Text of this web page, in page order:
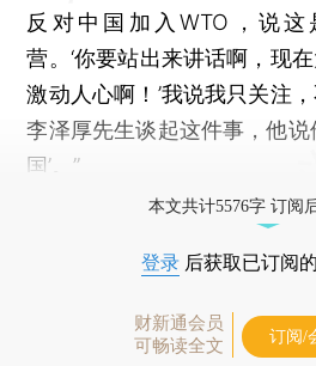
反对中国加入WTO，说
营。‘你要站出来讲话啊，现
激动人心啊！’我说我只关注
李泽厚先生谈起这件事，他说
国’。”
本文共计5576字 订阅
登录 后获取已订阅
财新通会员
可畅读全文
订阅/